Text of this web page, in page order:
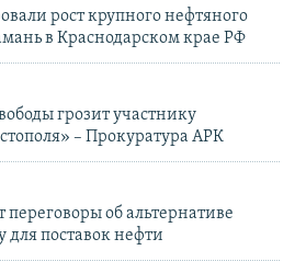
рост крупного нефтяного
в Краснодарском крае РФ
грозит участнику
– Прокуратура АРК
об альтернативе
поставок нефти